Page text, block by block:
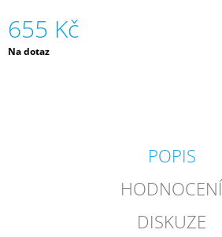
655 Kč
Měrná
Na dotaz
POPIS
HODNOCENÍ
DISKUZE
729
Kč